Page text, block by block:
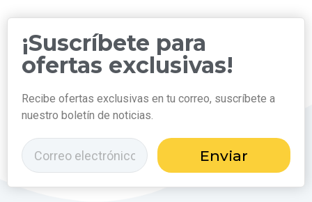
¡Suscríbete para
ofertas exclusivas!
Recibe ofertas exclusivas en tu correo, suscríbete a
nuestro boletín de noticias.
Enviar